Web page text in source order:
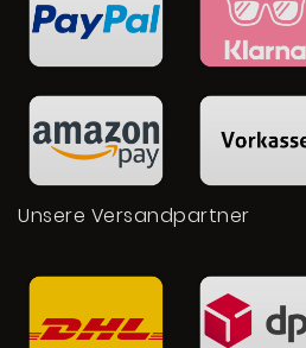
Unsere Versandpartner